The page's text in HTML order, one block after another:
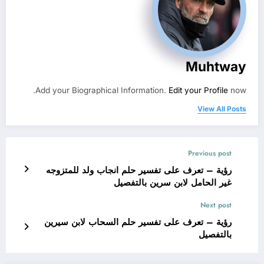
Muhtway
Add your Biographical Information. Edit your Profile now.
View All Posts
Previous post
رؤية – تعرف على تفسير حلم انجاب ولد للمتزوجه
غير الحامل لابن سرين بالتفصيل
Next post
رؤية – تعرف على تفسير حلم السحاب لابن سيرين
بالتفصيل